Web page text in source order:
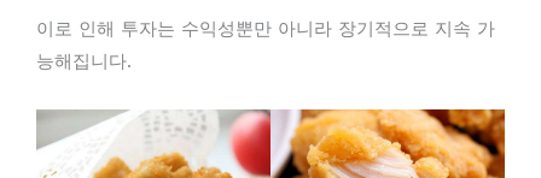
이로 인해 투자는 수익성뿐만 아니라 장기적으로 지속 가
능해집니다.